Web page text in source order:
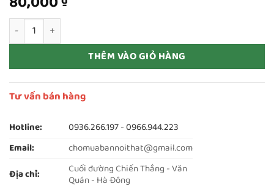
Thanh lý ghế đôn khung inox đệm da mới 99% số lượng
THÊM VÀO GIỎ HÀNG
Tư vấn bán hàng
Hotline: 0936.266.197-0966.944.223
Email:
chomuabannoithat@gmail.com
Địa chỉ:
Cuối đường Chiến Thắng - Văn
Quán - Hà Đông